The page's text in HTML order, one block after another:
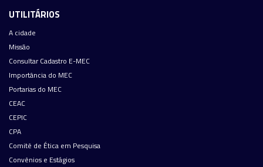
UTILITÁRIOS
A cidade
Missão
Consultar Cadastro E-MEC
Importância do MEC
Portarias do MEC
CEAC
CEPIC
CPA
Comitê de Ética em Pesquisa
Convênios e Estágios